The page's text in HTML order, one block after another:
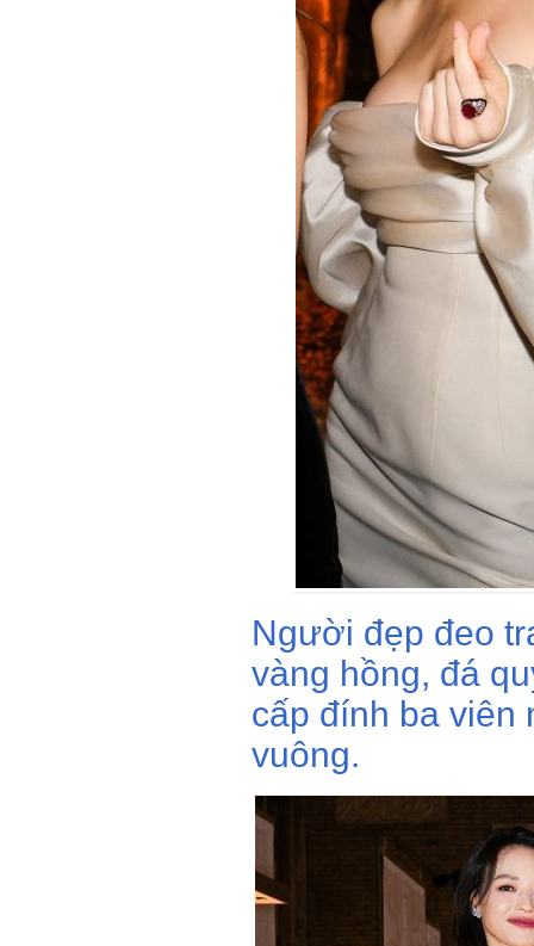
Người đẹp đeo
vàng hồng, đá
cấp đính ba viên
vuông.